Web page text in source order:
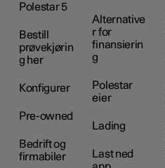
Polestar 5
Bestill
prøvekjørin
g her
Konfigurer
Pre-owned
Bedrift og
firmabiler
Alternative
r for
finansierin
g
Polestar
eier
Lading
Last ned